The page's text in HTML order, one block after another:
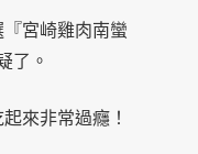
宮崎雞肉南蠻
了。
來非常過癮！